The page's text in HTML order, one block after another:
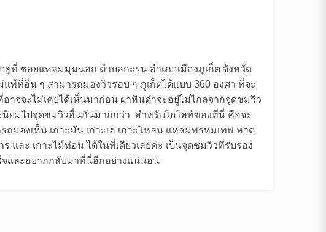
ที่ ซอยแหลมมุมนอก ตำบลกะรน อำเภอเมืองภูเก็ต จังหวัด
ที่อื่น ๆ สามารถมองวิวรอบ ๆ ภูเก็ตได้แบบ 360 องศา ที่จะ
าจจะไม่เคยได้เห็นมาก่อน ผาหินดำจะอยู่ไม่ไกลจากจุดชมวิว
นิยมไปจุดชมวิวอื่นกันมากกว่า สำหรับไฮไลท์ของที่นี่ คือจะ
องเห็น เกาะมัน เกาะเฮ เกาะโหลน แหลมพรหมเทพ หาด
และ เกาะไม้ท่อน ได้ในที่เดียวเลยค่ะ เป็นจุดชมวิวที่รับรอง
และอยากกลับมาที่นี่อีกอย่างแน่นอน